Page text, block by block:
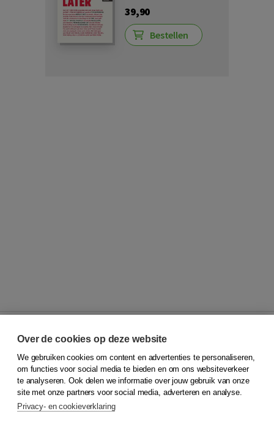
39,90
Bestellen
© 2026Koninklijke Boom uitgevers
Klantenservice
Service & informatie
Contact
Over de cookies op deze website
We gebruiken cookies om content en advertenties te personaliseren,
om functies voor social media te bieden en om ons websiteverkeer
te analyseren. Ook delen we informatie over jouw gebruik van onze
site met onze partners voor social media, adverteren en analyse.
Privacy- en cookieverklaring